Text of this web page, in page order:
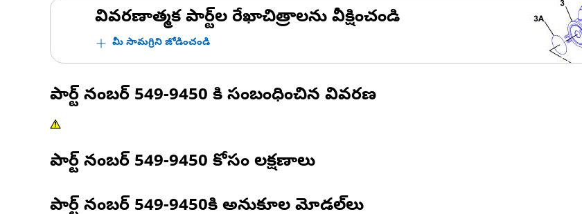
వివరణాత్మక పార్ట్‌ల రేఖాచిత్రాలను వీక్షించండి
మీ సామగ్రిని జోడించండి
పార్ట్ నంబర్ 549-9450 కి సంబంధించిన వివరణ
పార్ట్ నంబర్ 549-9450 కోసం లక్షణాలు
పార్ట్ నంబర్ 549-9450కి అనుకూల మోడల్‌లు